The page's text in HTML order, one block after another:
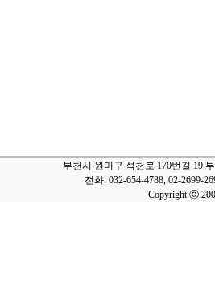
부천시 원미구 석천로 170번길 19
전화: 032-654-4788, 02-2699-
Copyright ⓒ